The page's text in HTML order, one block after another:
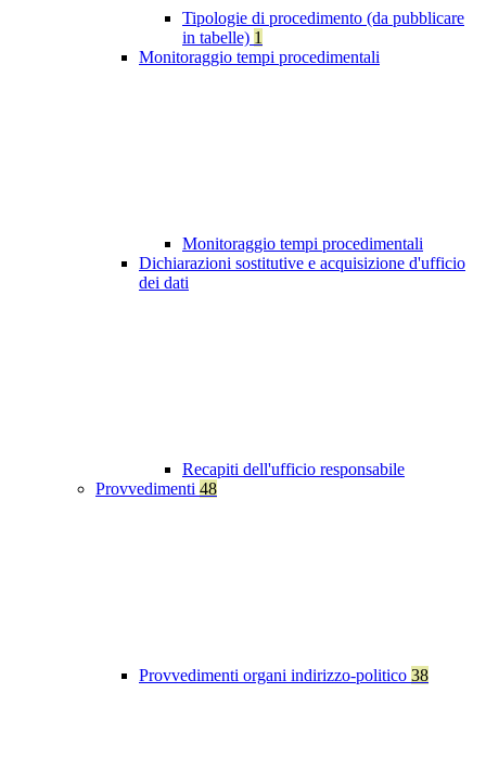
Tipologie di procedimento (da pubblicare
in tabelle) 1
Monitoraggio tempi procedimentali
Monitoraggio tempi procedimentali
Dichiarazioni sostitutive e acquisizione d'ufficio
dei dati
Recapiti dell'ufficio responsabile
Provvedimenti 48
Provvedimenti organi indirizzo-politico 38